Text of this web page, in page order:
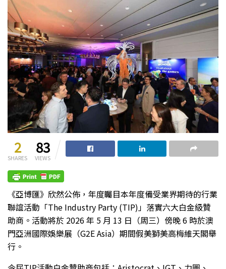
2
SHARES
83
VIEWS
《亞博匯》欣然公佈，年度矚目本年度備受業界期待的行業
聯誼活動「The Industry Party (TIP)」落實六大白金級贊
助商。活動將於 2026 年 5 月 13 日（周三）傍晚 6 時於澳
門亞洲國際娛樂展（G2E Asia）期間假美獅美高梅維天閣舉
行。